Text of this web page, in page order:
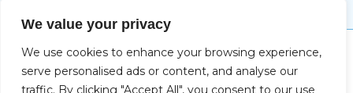
We value your privacy
We use cookies to enhance your browsing experience,
serve personalised ads or content, and analyse our
traffic. By clicking "Accept All", you consent to our use
Impressum